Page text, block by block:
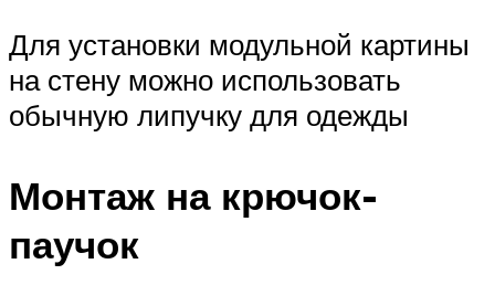
Для установки модульной картины
на стену можно использовать
обычную липучку для одежды
Монтаж на крючок-
паучок